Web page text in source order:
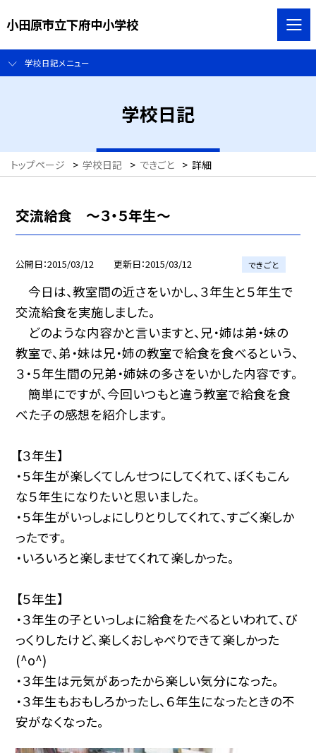
小田原市立下府中小学校
学校日記メニュー
学校日記
トップページ > 学校日記 > できごと > 詳細
交流給食 〜３・５年生〜
公開日 2015/03/12 更新日 2015/03/12 できごと
今日は、教室間の近さをいかし、３年生と５年生で
交流給食を実施しました。
どのような内容かと言いますと、兄・姉は弟・妹の
教室で、弟・妹は兄・姉の教室で給食を食べるという、
３・５年生間の兄弟・姉妹の多さをいかした内容です。
簡単にですが、今回いつもと違う教室で給食を食
べた子の感想を紹介します。
【３年生】
・５年生が楽しくてしんせつにしてくれて、ぼくもこん
な５年生になりたいと思いました。
・５年生がいっしょにしりとりしてくれて、すごく楽しか
ったです。
・いろいろと楽しませてくれて楽しかった。
【５年生】
・３年生の子といっしょに給食をたべるといわれて、び
っくりしたけど、楽しくおしゃべりできて楽しかった
(^o^)
・３年生は元気があったから楽しい気分になった。
・３年生もおもしろかったし、６年生になったときの不
安がなくなった。